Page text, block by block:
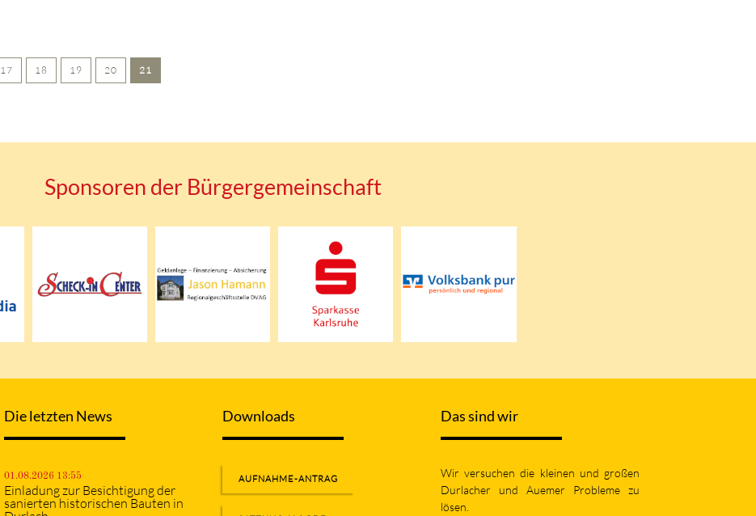
17 18 19 20 21
Sponsoren der Bürgergemeinschaft
Die letzten News
01.08.2026 13:55
Einladung zur Besichtigung der
sanierten historischen Bauten in
Downloads
AUFNAHME-ANTRAG
Das sind wir
Wir versuchen die kleinen und großen
Durlacher und Auemer Probleme zu
lösen.